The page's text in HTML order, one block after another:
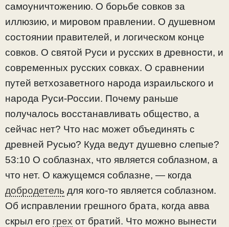
самоуничтожению. О борьбе совков за
иллюзию, и мировом правлении. О душевном
состоянии правителей, и логическом конце
совков. О святой Руси и русских в древности, и
современных русских совках. О сравнении
путей ветхозаветного народа израильского и
народа Руси-России. Почему раньше
получалось восстанавливать общество, а
сейчас нет? Что нас может объединять с
древней Русью? Куда ведут душевно слепые?
53:10 О соблазнах, что является соблазном, а
что нет. О кажущемся соблазне, — когда
добродетель для кого-то является соблазном.
Об исправлении грешного брата, когда авва
скрыл его грех от братий. Что можно вынести